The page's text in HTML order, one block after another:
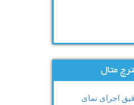
متال
اجرای نمای